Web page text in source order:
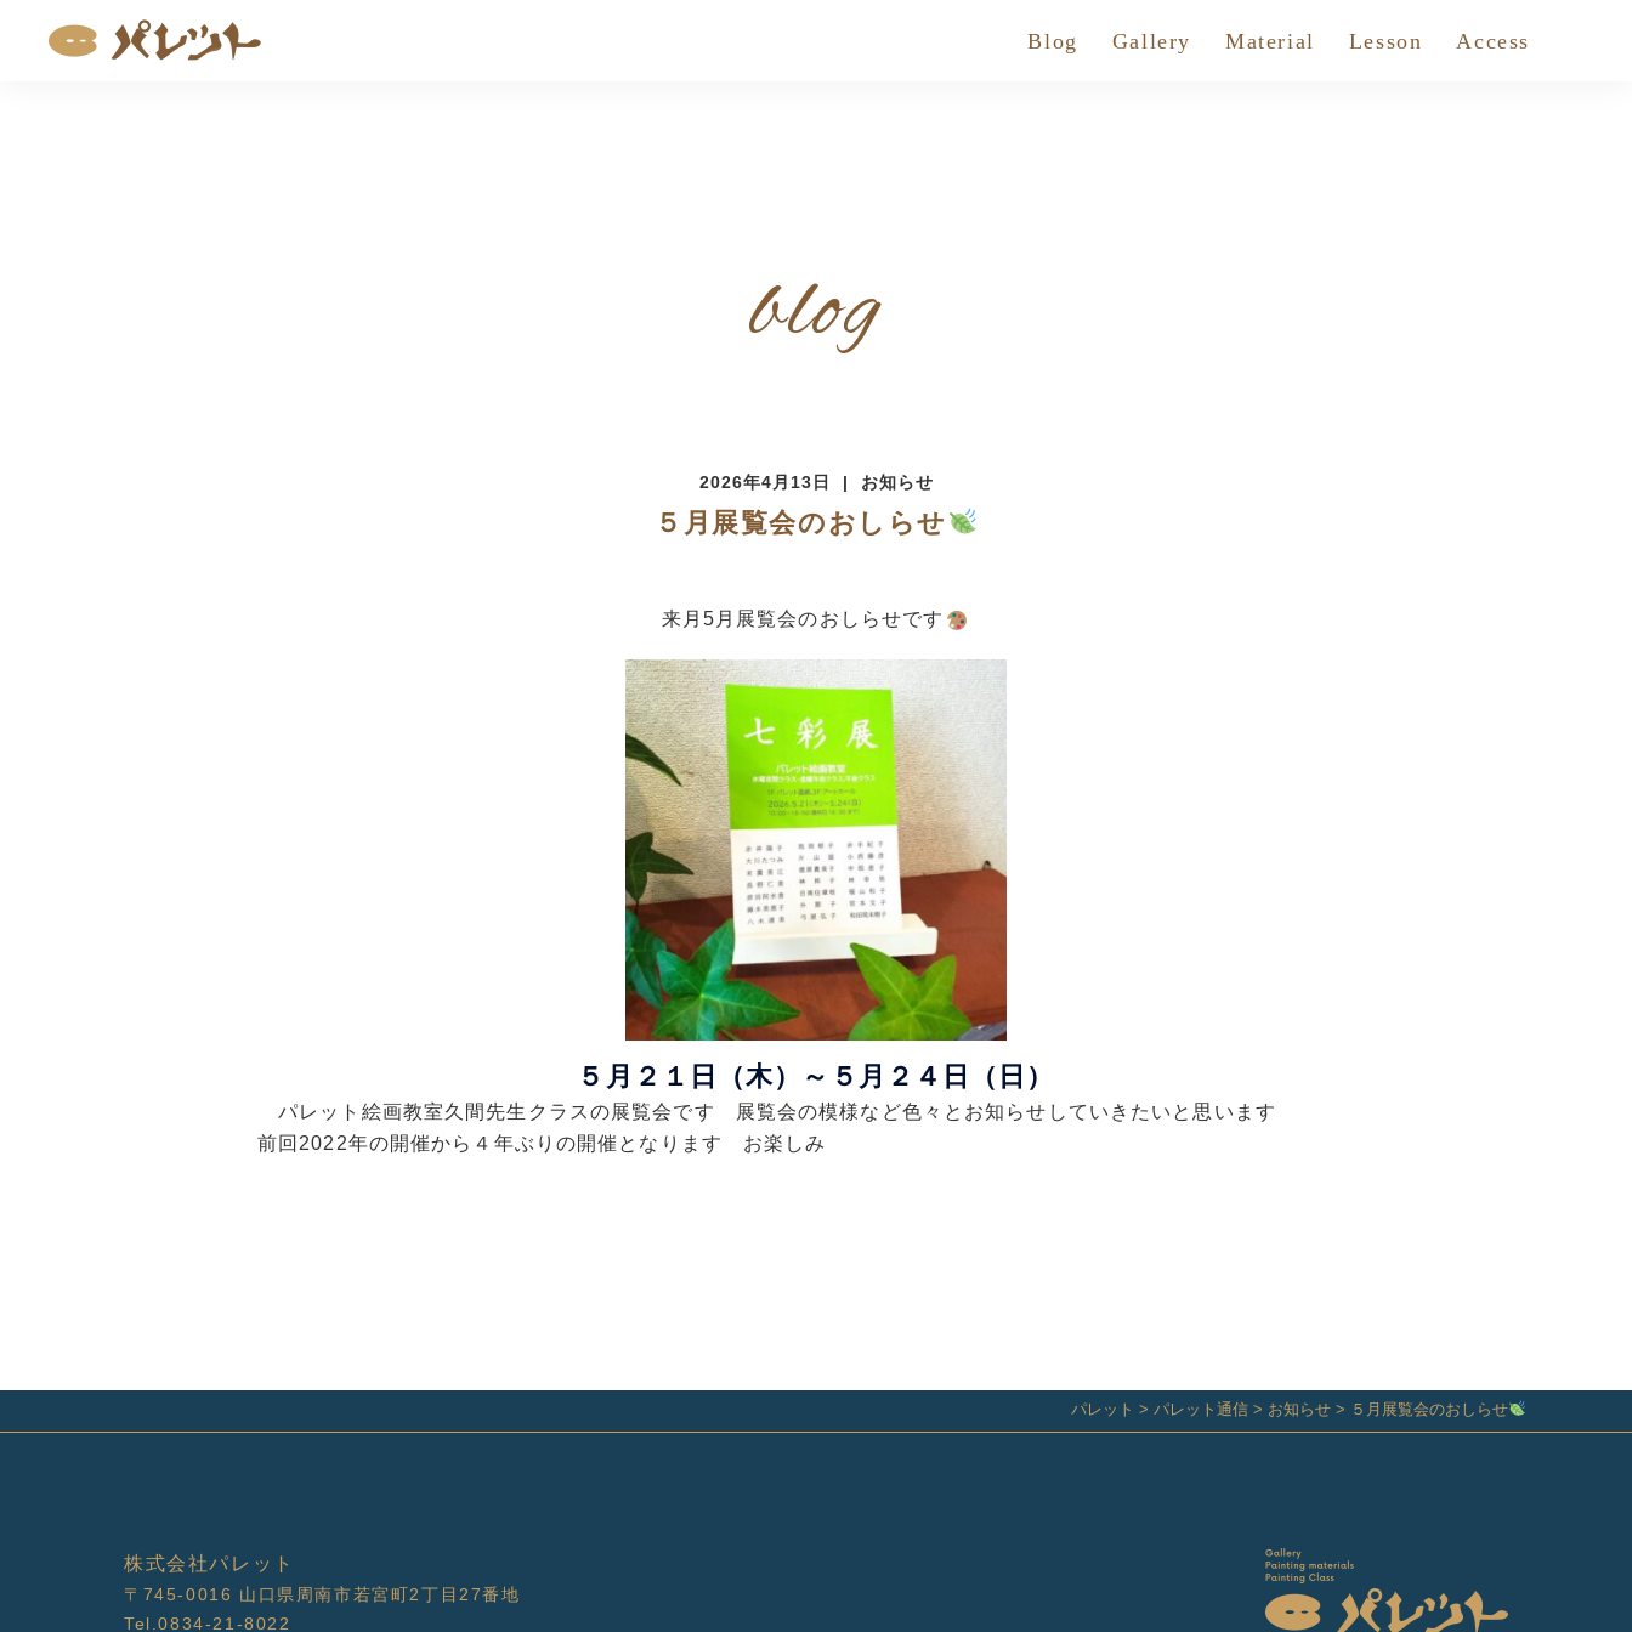
Blog Gallery Material Lesson Access
blog
2026年4月13日 お知らせ
５月展覧会のおしらせ
来月5月展覧会のおしらせです
５月２１日（木）～５月２４日（日）
パレット絵画教室久間先生クラスの展覧会です 展覧会の模様など色々とお知らせしていきたいと思います
前回2022年の開催から４年ぶりの開催となります お楽しみ
パレット > パレット通信 > お知らせ > ５月展覧会のおしらせ
株式会社パレット
〒745-0016 山口県周南市若宮町2丁目27番地
Tel.0834-21-8022